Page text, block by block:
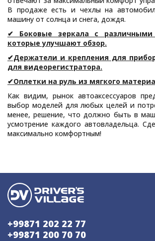
В продаже есть и чехлы на
машину от солнца и снега, дождя.
✔ Боковые зеркала с различными
которые улучшают обзор.
✔Держатели и крепления для
для видеорегистратора.
✔Оплетки на руль из мягкого
Как видим, рынок автоаксессуаров
выбор моделей для любых целей и
менее, решение, что должно быть в
усмотрение каждого автовладельца.
максимально комфортным!
+99871 202 22 77
+99871 200 70 70